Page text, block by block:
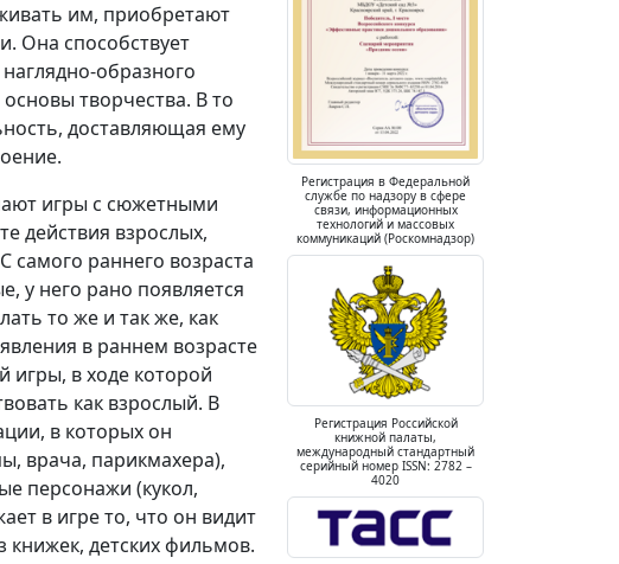
им, приобретают
Она способствует
образного
творчества. В то
доставляющая ему
игры с сюжетными
действия взрослых,
самого раннего возраста
у него рано появляется
то же и так же, как
в раннем возрасте
игры, в ходе которой
как взрослый. В
в которых он
врача, парикмахера),
персонажи (кукол,
в игре то, что он видит
книжек, детских фильмов.
Регистрация в Федеральной
службе по надзору в сфере
связи, информационных
технологий и массовых
коммуникаций (Роскомнадзор)
Регистрация Российской
книжной палаты,
международный стандартный
серийный номер ISSN: 2782 –
4020